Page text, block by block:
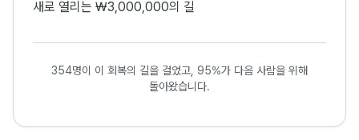
새로 열리는 ₩3,000,000의 길
354명이 이 회복의 길을 걸었고, 95%가 다음 사람을 위해
돌아왔습니다.